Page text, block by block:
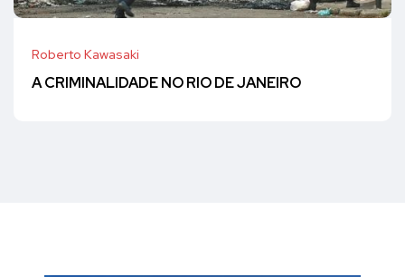
Roberto Kawasaki
A CRIMINALIDADE NO RIO DE JANEIRO